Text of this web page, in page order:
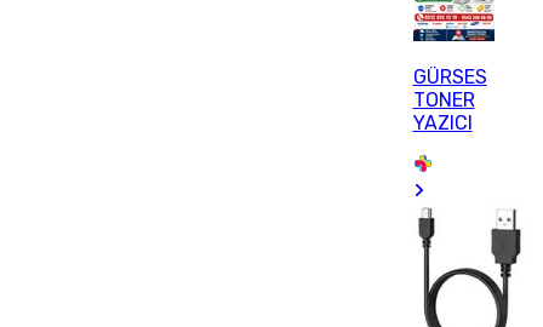
GÜRSES
TONER
YAZICI